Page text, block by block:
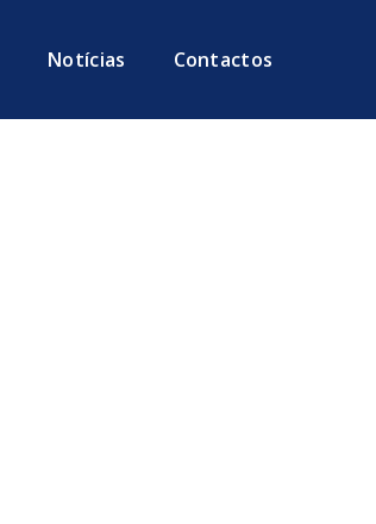
Notícias Contactos